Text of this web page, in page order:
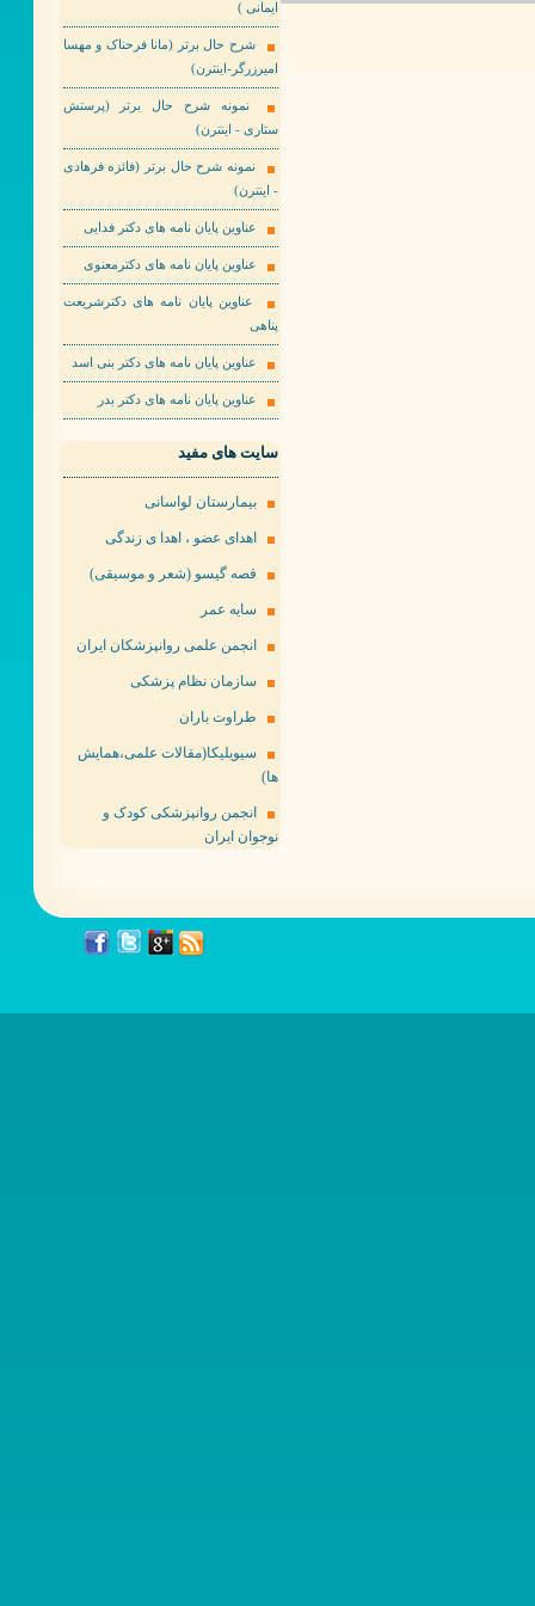
ایمانی )
شرح حال برتر (مانا فرحناک و مهسا
امیرزرگر-اینترن)
نمونه شرح حال برتر (پرستش
ستاری - اینترن)
نمونه شرح حال برتر (فائزه فرهادی
- اینترن)
عناوین پایان نامه های دکتر فدایی
عناوین پایان نامه های دکترمعنوی
عناوین پایان نامه های دکترشریعت
پناهی
عناوین پایان نامه های دکتر بنی اسد
عناوین پایان نامه های دکتر بدر
سایت های مفید
بیمارستان لواسانی
اهدای عضو ، اهدا ی زندگی
قصه گیسو (شعر و موسیقی)
سایه عمر
انجمن علمی روانپزشکان ایران
سازمان نظام پزشکی
طراوت باران
سیویلیکا(مقالات علمی،همایش
ها)
انجمن روانپزشکی کودک و
نوجوان ایران